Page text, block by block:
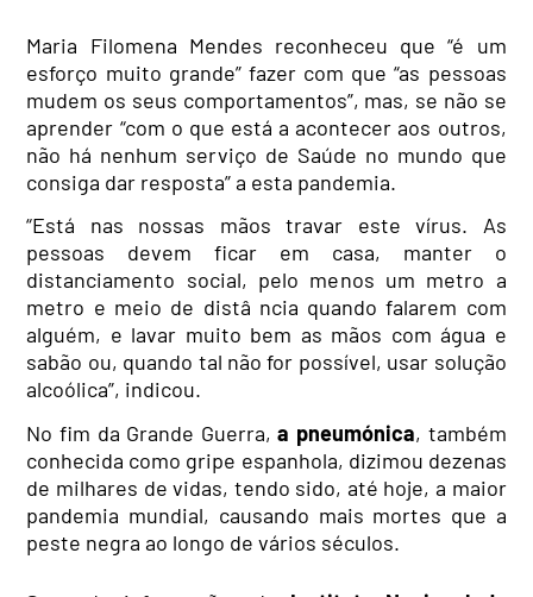
Maria Filomena Mendes reconheceu que “é um
esforço muito grande” fazer com que “as pessoas
mudem os seus comportamentos”, mas, se não se
aprender “com o que está a acontecer aos outros,
não há nenhum serviço de Saúde no mundo que
consiga dar resposta” a esta pandemia.
“Está nas nossas mãos travar este vírus. As
pessoas devem ficar em casa, manter o
distanciamento social, pelo menos um metro a
metro e meio de distâ ncia quando falarem com
alguém, e lavar muito bem as mãos comágua e
sabão ou, quando tal não for possível, usar solução
alcoólica”, indicou.
No fim da Grande Guerra, a pneumónica, também
conhecida como gripe espanhola, dizimou dezenas
de milhares de vidas, tendo sido, até hoje, a maior
pandemia mundial, causando mais mortes que a
peste negra ao longo de vários séculos.